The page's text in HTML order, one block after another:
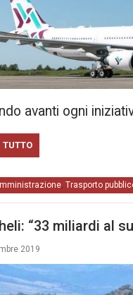
avanti ogni
TUTTO
Trasporto
“33 miliardi al
2019